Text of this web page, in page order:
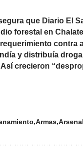
que Diario El
forestal en
requerimiento
y distribuía
Así crecieron
Armas Arsenal